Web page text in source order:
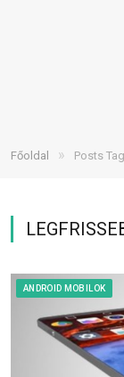
Főoldal » Posts
ANDROID MOBILOK